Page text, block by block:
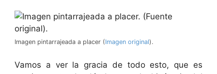
Imagen pintarrajeada a placer (Imagen original).
Vamos a ver la gracia de todo esto, que es